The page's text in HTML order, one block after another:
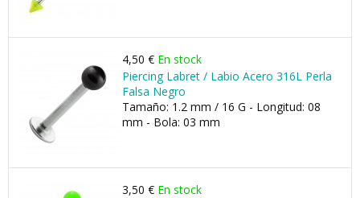
4,50 € En stock
Piercing Labret / Labio Acero 316L Perla
Falsa Negro
Tamaño: 1.2 mm / 16 G - Longitud: 08
mm - Bola: 03 mm
3,50 € En stock